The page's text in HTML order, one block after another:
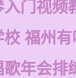
门视频
福州
年会排